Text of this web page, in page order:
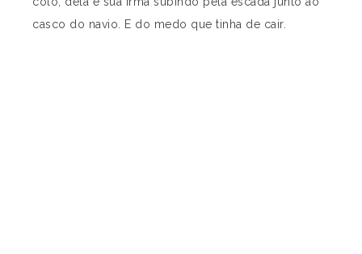
casco do navio. E do medo que tinha de cair.